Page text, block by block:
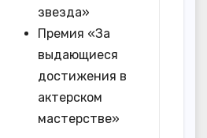
звезда»
Премия «За
выдающиеся
достижения в
актерском
мастерстве»